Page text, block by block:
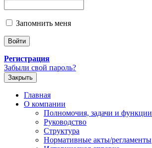
Запомнить меня
Регистрация
Забыли свой пароль?
Закрыть
Главная
О компании
Полномочия, задачи и функции
Руководство
Структура
Нормативные акты/регламенты